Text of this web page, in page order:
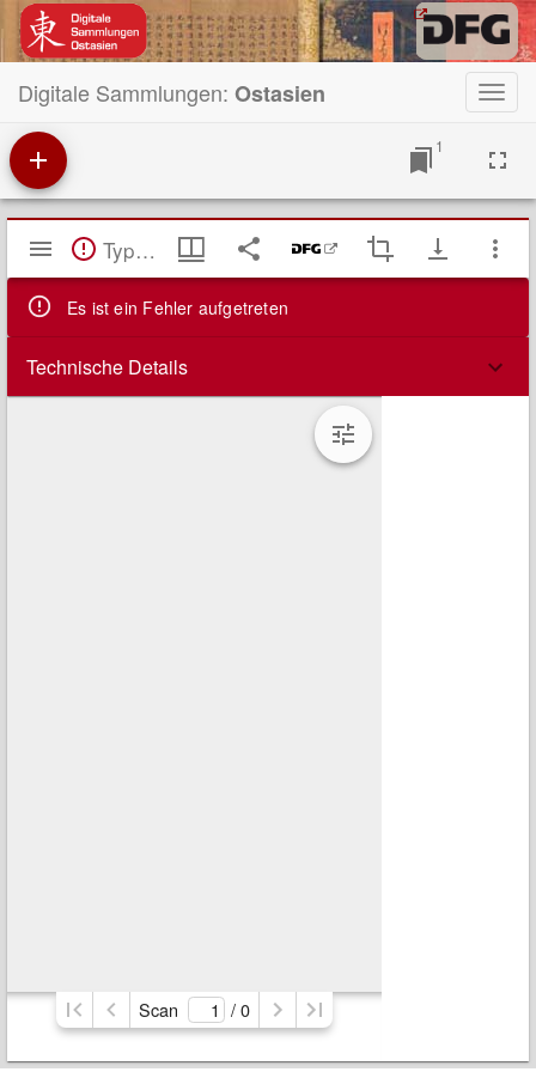
Digitale Sammlungen: Ostasien
1
Mirador
Viewer TypeError: Failed to fetch
Es ist ein Fehler aufgetreten
Technische Details
Scan / 0